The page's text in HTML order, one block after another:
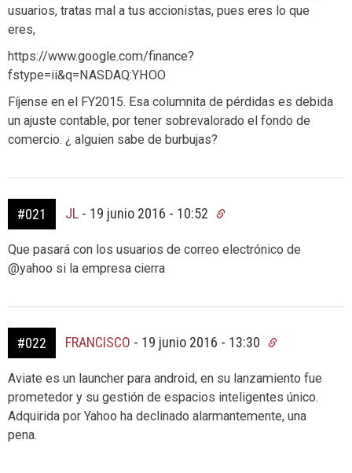
usuarios, tratas mal a tus accionistas, pues eres lo que
eres,
https://www.google.com/finance?
fstype=ii&q=NASDAQ:YHOO
Fíjense en el FY2015. Esa columnita de pérdidas es debida
un ajuste contable, por tener sobrevalorado el fondo de
comercio. ¿ alguien sabe de burbujas?
#021 JL - 19 junio 2016 - 10:52
Que pasará con los usuarios de correo electrónico de
@yahoo si la empresa cierra
#022 FRANCISCO - 19 junio 2016 - 13:30
Aviate es un launcher para android, en su lanzamiento fue
prometedor y su gestión de espacios inteligentes único.
Adquirida por Yahoo ha declinado alarmantemente, una
pena.